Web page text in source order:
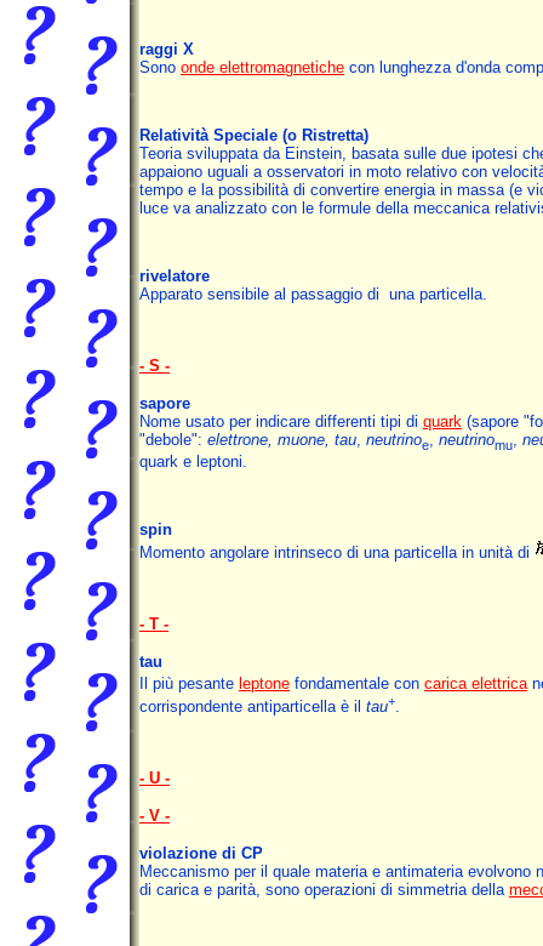
raggi X
Sono onde elettromagnetiche con lunghezza d'onda
Relatività Speciale (o Ristretta)
Teoria sviluppata da Einstein, basata sulle due ipotesi
appaiono uguali a osservatori in moto relativo con
tempo e la possibilità di convertire energia in massa (e
luce va analizzato con le formule della meccanica
rivelatore
Apparato sensibile al passaggio di una particella.
- S -
sapore
Nome usato per indicare differenti tipi di quark (sapore
"debole": elettrone, muone, tau, neutrinoe, neutrinomu,
quark e leptoni.
spin
Momento angolare intrinseco di una particella in unità di
- T -
tau
Il più pesante leptone fondamentale con carica elettrica
corrispondente antiparticella è il tau+
- U -
- V -
violazione di CP
Meccanismo per il quale materia e antimateria
di carica e parità, sono operazioni di simmetria della